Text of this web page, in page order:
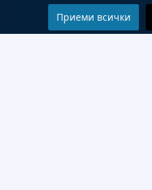
Приеми всички